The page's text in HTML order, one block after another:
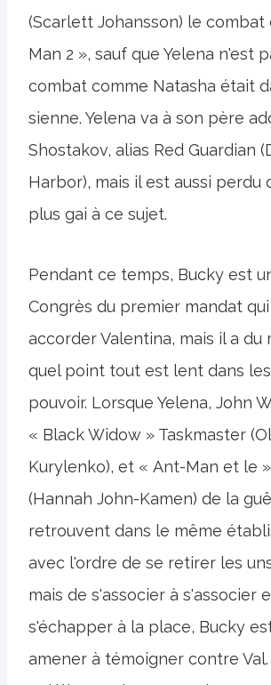
(Scarlett Johansson) le combat
Man 2 », sauf que Yelena n'est
combat comme Natasha était
sienne. Yelena va à son père
Shostakov, alias Red Guardian
Harbor), mais il est aussi perdu
plus gai à ce sujet.
Pendant ce temps, Bucky est
Congrès du premier mandat
accorder Valentina, mais il a du
quel point tout est lent dans
pouvoir. Lorsque Yelena, John
« Black Widow » Taskmaster
Kurylenko), et « Ant-Man et le
(Hannah John-Kamen) de la
retrouvent dans le même
avec l'ordre de se retirer les
mais de s'associer à s'associer
s'échapper à la place, Bucky
amener à témoigner contre Val.